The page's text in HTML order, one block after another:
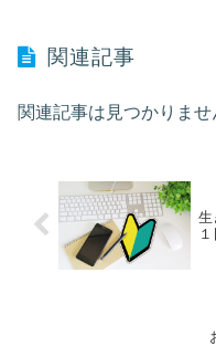
関連記事
関連記事は見つかりませ
生